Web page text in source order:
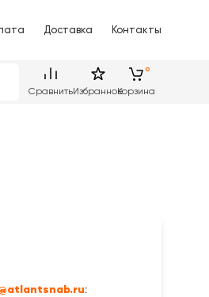
Доставка Контакты
СравнитьИзбранноеКорзина
: